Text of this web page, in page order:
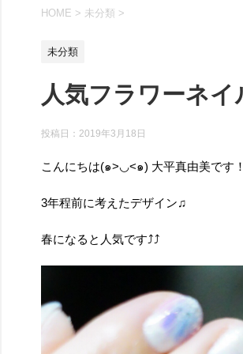
HOME > 未分類 >
未分類
人気フラワーネイ
投稿日： 2019年3月18日
こんにちは(๑>◡<๑) 大平真由美です
3年程前に考えたデザイン♫
春になると人気です⤴︎⤴︎